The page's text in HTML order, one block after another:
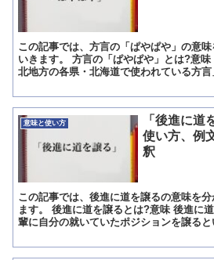
この記事では、方言の「ぱやぱや」の意
いきます。 方言の「ぱやぱや」とは?意
北地方の各県・北海道で使われている方
意味と使い方
「後進に道
使い方、例
釈
この記事では、後進に道を譲るの意味を
ます。 後進に道を譲るとは?意味 後進に
輩に自分の就いていたポジションを譲る